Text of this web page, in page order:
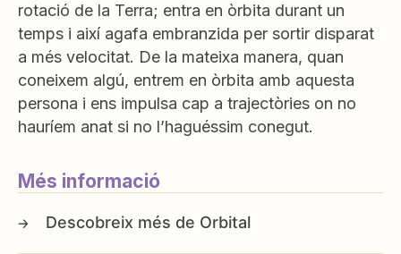
rotació de la Terra; entra en òrbita durant un
temps i així agafa embranzida per sortir disparat
a més velocitat. De la mateixa manera, quan
coneixem algú, entrem en òrbita amb aquesta
persona i ens impulsa cap a trajectòries on no
hauríem anat si no l’haguéssim conegut.
Més informació
Orbital